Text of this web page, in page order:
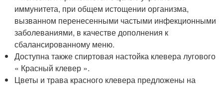
иммунитета, при общем истощении организма,
вызванном перенесенными частыми инфекционными
заболеваниями, в качестве дополнения к
сбалансированному меню.
Доступна также спиртовая настойка клевера лугового
« Красный клевер ».
Цветы и трава красного клевера предложены на